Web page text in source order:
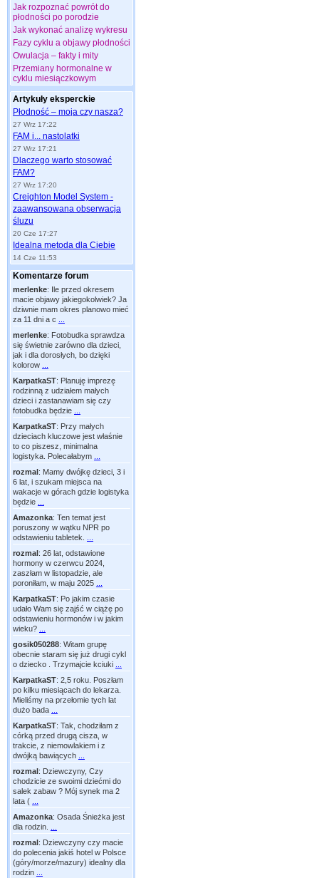
Jak rozpoznać powrót do
płodności po porodzie
Jak wykonać analizę wykresu
Fazy cyklu a objawy płodności
Owulacja – fakty i mity
Przemiany hormonalne w
cyklu miesiączkowym
Artykuły eksperckie
Płodność – moja czy nasza?
27 Wrz 17:22
FAM i... nastolatki
27 Wrz 17:21
Dlaczego warto stosować
FAM?
27 Wrz 17:20
Creighton Model System -
zaawansowana obserwacja
śluzu
20 Cze 17:27
Idealna metoda dla Ciebie
14 Cze 11:53
Komentarze forum
merlenke: Ile przed okresem
macie objawy jakiegokolwiek? Ja
dziwnie mam okres planowo mieć
za 11 dni a c
merlenke: Fotobudka sprawdza
się świetnie zarówno dla dzieci,
jak i dla dorosłych, bo dzięki
kolorow
KarpatkaST: Planuję imprezę
rodzinną z udziałem małych
dzieci i zastanawiam się czy
fotobudka będzie
KarpatkaST: Przy małych
dzieciach kluczowe jest właśnie
to co piszesz, minimalna
logistyka. Polecałabym
rozmal: Mamy dwójkę dzieci, 3 i
6 lat, i szukam miejsca na
wakacje w górach gdzie logistyka
będzie
Amazonka: Ten temat jest
poruszony w wątku NPR po
odstawieniu tabletek.
rozmal: 26 lat, odstawione
hormony w czerwcu 2024,
zaszłam w listopadzie, ale
poroniłam, w maju 2025
KarpatkaST: Po jakim czasie
udało Wam się zajść w ciążę po
odstawieniu hormonów i w jakim
wieku?
gosik050288: Witam grupę
obecnie staram się już drugi cykl
o dziecko . Trzymajcie kciuki
KarpatkaST: 2,5 roku. Poszłam
po kilku miesiącach do lekarza.
Mieliśmy na przełomie tych lat
dużo bada
KarpatkaST: Tak, chodziłam z
córką przed drugą cisza, w
trakcie, z niemowlakiem i z
dwójką bawiących
rozmal: Dziewczyny, Czy
chodzicie ze swoimi dziećmi do
salek zabaw ? Mój synek ma 2
lata (
Amazonka: Osada Śnieżka jest
dla rodzin.
rozmal: Dziewczyny czy macie
do polecenia jakiś hotel w Polsce
(góry/morze/mazury) idealny dla
rodzin